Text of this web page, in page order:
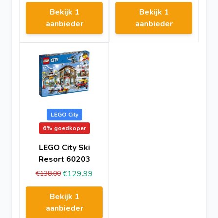
Bekijk 1
aanbieder
Bekijk 1
aanbieder
LEGO City
6% goedkoper
LEGO City Ski
Resort 60203
€138.00 €129.99
Bekijk 1
aanbieder